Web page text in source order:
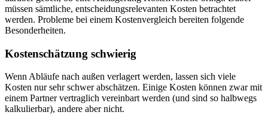
müssen sämtliche, entscheidungsrelevanten Kosten betrachtet
werden. Probleme bei einem Kostenvergleich bereiten folgende
Besonderheiten.
Kostenschätzung schwierig
Wenn Abläufe nach außen verlagert werden, lassen sich viele
Kosten nur sehr schwer abschätzen. Einige Kosten können zwar mit
einem Partner vertraglich vereinbart werden (und sind so halbwegs
kalkulierbar), andere aber nicht.